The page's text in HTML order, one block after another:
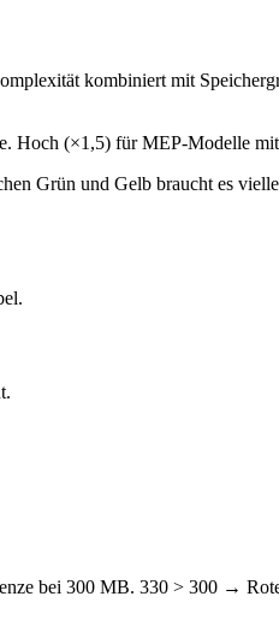
kombiniert mit
Hoch (×1,5) für MEP-Modelle
Grün und Gelb braucht es
bei 300 MB. 330 > 300 →